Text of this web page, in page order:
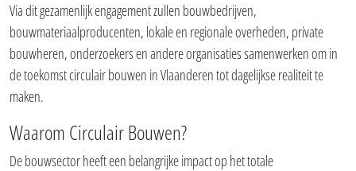
Via dit gezamenlijk engagement zullen bouwbedrijven,
bouwmateriaalproducenten, lokale en regionale overheden, private
bouwheren, onderzoekers en andere organisaties samenwerken om in
de toekomst circulair bouwen in Vlaanderen tot dagelijkse realiteit te
maken.
Waarom Circulair Bouwen?
De bouwsector heeft een belangrijke impact op het totale